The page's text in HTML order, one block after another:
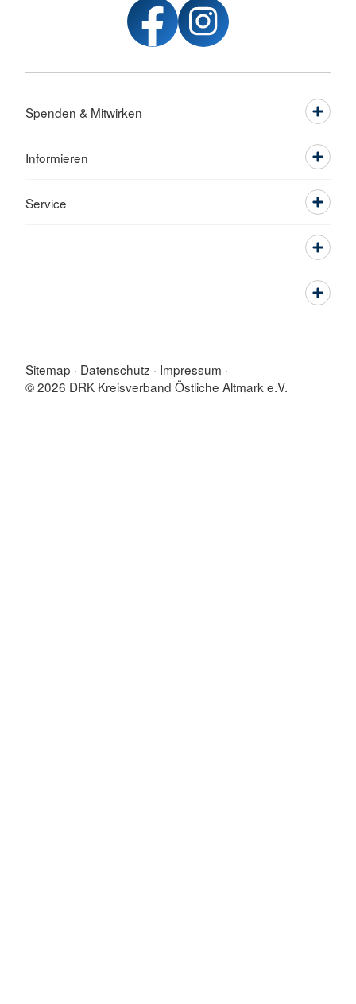
Spenden & Mitwirken
Informieren
Service
Sitemap Datenschutz
Impressum
© 2026 DRK Kreisverband Östliche Altmark e.V.